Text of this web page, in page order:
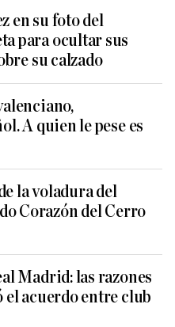
en su foto del
para ocultar sus
su calzado
A quien le pese es
la voladura del
Corazón del Cerro
Madrid: las razones
el acuerdo entre club